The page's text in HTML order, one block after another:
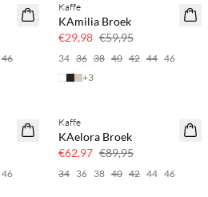
46
SAVE20
Kaffe
KAmilia Broek
€29,98 €59,95
34 36 38 40 42 44 46
+3
46
SAVE20
Kaffe
KAelora Broek
€62,97 €89,95
34 36 38 40 42 44 46